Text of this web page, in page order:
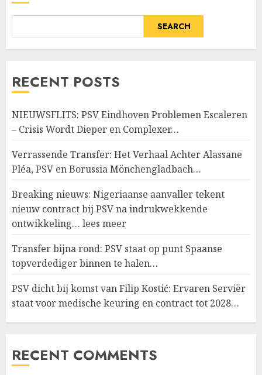
SEARCH
RECENT POSTS
NIEUWSFLITS: PSV Eindhoven Problemen Escaleren
– Crisis Wordt Dieper en Complexer…
Verrassende Transfer: Het Verhaal Achter Alassane
Pléa, PSV en Borussia Mönchengladbach…
Breaking nieuws: Nigeriaanse aanvaller tekent
nieuw contract bij PSV na indrukwekkende
ontwikkeling… lees meer
Transfer bijna rond: PSV staat op punt Spaanse
topverdediger binnen te halen…
PSV dicht bij komst van Filip Kostić: Ervaren Serviër
staat voor medische keuring en contract tot 2028…
RECENT COMMENTS